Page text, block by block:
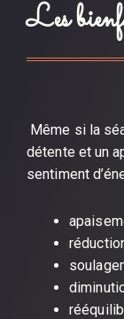
Les
Même si la
détente et un
sentiment